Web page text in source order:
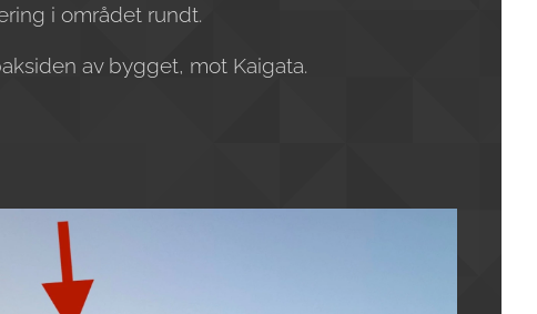
i området rundt.
av bygget, mot Kaigata.